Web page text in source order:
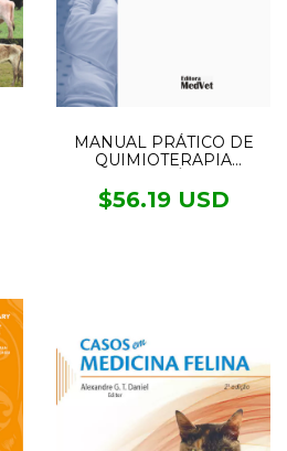
MANUAL PRÁTICO DE
QUIMIOTERAPIA
CÃES E GATOS
$56.19 USD